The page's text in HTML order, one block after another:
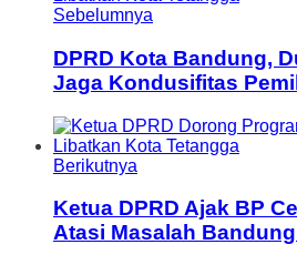
Sebelumnya
DPRD Kota Bandung,
Jaga Kondusifitas
Berikutnya
Ketua DPRD Ajak BP
Atasi Masalah